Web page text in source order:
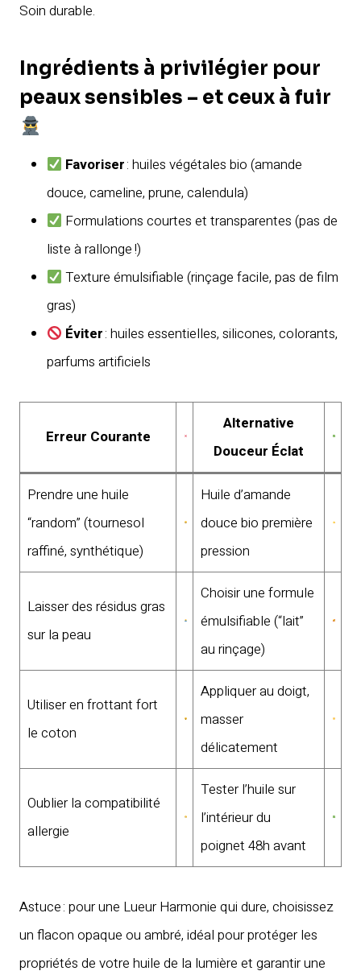
Soin durable.
Ingrédients à privilégier pour
peaux sensibles – et ceux à fuir
Favoriser: huiles végétales bio (amande
douce, cameline, prune, calendula)
Formulations courtes et transparentes (pas de
liste à rallonge !)
Texture émulsifiable (rinçage facile, pas de film
gras)
Éviter: huiles essentielles, silicones, colorants,
parfums artificiels
Erreur Courante
Alternative
Douceur Éclat
Prendre une huile
“random” (tournesol
raffiné, synthétique)
Huile d’amande
douce bio première
pression
Laisser des résidus gras
sur la peau
Choisir une formule
émulsifiable (“lait”
au rinçage)
Utiliser en frottant fort
le coton
Appliquer au doigt,
masser
délicatement
Oublier la compatibilité
allergie
Tester l’huile sur
l’intérieur du
poignet 48h avant
Astuce : pour une Lueur Harmonie qui dure, choisissez
un flacon opaque ou ambré, idéal pour protéger les
propriétés de votre huile de la lumière et garantir une